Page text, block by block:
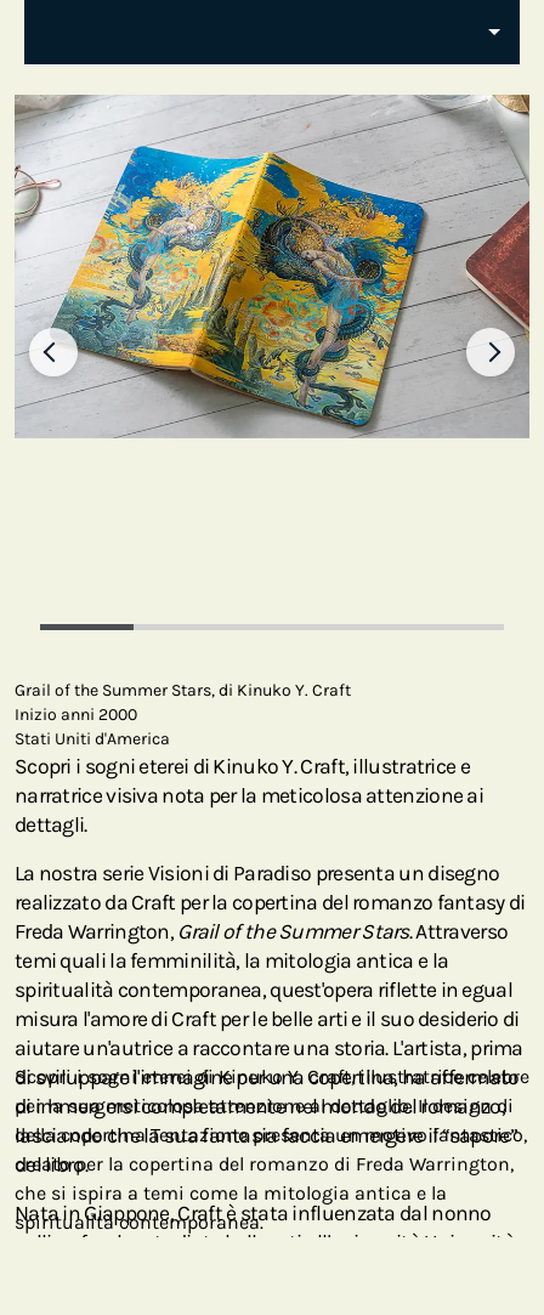
Grail of the Summer Stars, di Kinuko Y. Craft
Inizio anni 2000
Stati Uniti d'America
Scopri i sogni eterei di Kinuko Y. Craft, illustratrice e
narratrice visiva nota per la meticolosa attenzione ai
dettagli.
La nostra serie Visioni di Paradiso presenta un disegno
realizzato da Craft per la copertina del romanzo fantasy di
Freda Warrington, Grail of the Summer Stars. Attraverso
temi quali la femminilità, la mitologia antica e la
spiritualità contemporanea, quest'opera riflette in egual
misura l'amore di Craft per le belle arti e il suo desiderio di
aiutare un'autrice a raccontare una storia. L'artista, prima
di sviluppare l'immagine per una copertina, ha affermato
di immergersi completamente nel mondo del romanzo,
lasciando che la sua fantasia faccia emergere il “sapore”
del libro.
Nata in Giappone, Craft è stata influenzata dal nonno
calligrafo e ha studiato belle arti all'università Università
Scopri i sogni eterei di Kinuko Y. Craft, illustratrice celebre
per la sua meticolosa attenzione al dettaglio. Il design di
della copertina Tentazione presenta un motivo fantastico,
creato per la copertina del romanzo di Freda Warrington,
che si ispira a temi come la mitologia antica e la
spiritualità contemporanea.